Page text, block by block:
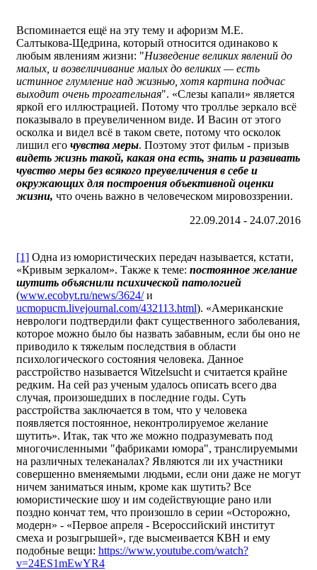
Вспоминается ещё на эту тему и афоризм М.Е.
Салтыкова-Щедрина, который относится одинаково к
любым явлениям жизни: "Низведение великих явлений до
малых, и возвеличивание малых до великих — есть
истинное глумление над жизнью, хотя картина подчас
выходит очень трогательная". «Слезы капали» является
яркой его иллюстрацией. Потому что троллье зеркало всё
показывало в преувеличенном виде. И Васин от этого
осколка и видел всё в таком свете, потому что осколок
лишил его чувства меры. Поэтому этот фильм - призыв
видеть жизнь такой, какая она есть, знать и развивать
чувство меры без всякого преувеличения в себе и
окружающих для построения объективной оценки
жизни, что очень важно в человеческом мировоззрении.
22.09.2014 - 24.07.2016
[1] Одна из юмористических передач называется, кстати,
«Кривым зеркалом». Также к теме: постоянное желание
шутить объяснили психической патологией
(www.ecobyt.ru/news/3624/и
ucmopucm.livejournal.com/432113.html). «Американские
неврологи подтвердили факт существенного заболевания,
которое можно было бы назвать забавным, если бы оно не
приводило к тяжелым последствия в области
психологического состояния человека. Данное
расстройство называется Witzelsucht и считается крайне
редким. На сей раз ученым удалось описать всего два
случая, произошедших в последние годы. Суть
расстройства заключается в том, что у человека
появляется постоянное, неконтролируемое желание
шутить». Итак, так что же можно подразумевать под
многочисленными "фабриками юмора", транслируемыми
на различных телеканалах? Являются ли их участники
совершенно вменяемыми людьми, если они даже не могут
ничем заниматься иным, кроме как шутить? Все
юмористические шоу и им содействующие рано или
поздно кончат тем, что произошло в серии «Осторожно,
модерн» - «Первое апреля - Всероссийский институт
смеха и розыгрышей», где высмеивается КВН и ему
подобные вещи: https://www.youtube.com/watch?
v=24ES1mEwYR4